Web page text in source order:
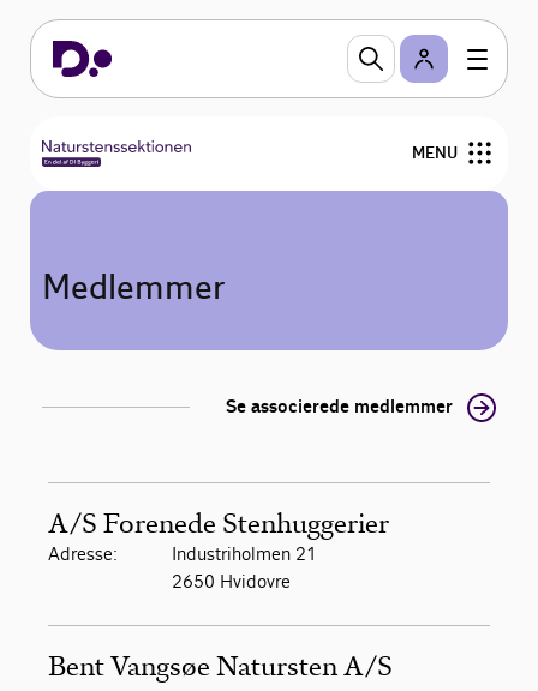
MENU
Publikationer
Naturstensprisen
Uddannelse
Medlemmer
Medlemmer
Se associerede medlemmer
A/S Forenede Stenhuggerier
Adresse:
Industriholmen 21
2650 Hvidovre
Bent Vangsøe Natursten A/S